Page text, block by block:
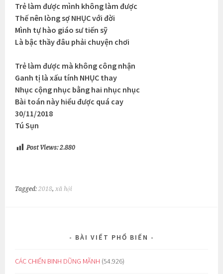
Trẻ làm được mình không làm được
Thế nên lòng sợ NHỤC với đời
Mình tự hào giáo sư tiến sỹ
Là bậc thầy đâu phải chuyện chơi
Trẻ làm được mà không công nhận
Ganh tị là xấu tính NHỤC thay
Nhục cộng nhục bằng hai nhục nhục
Bài toán này hiểu được quá cay
30/11/2018
Tú Sụn
Post Views: 2.880
Tagged:2018, xã hội
BÀI VIẾT PHỔ BIẾN
CÁC CHIẾN BINH DŨNG MÃNH (54.926)